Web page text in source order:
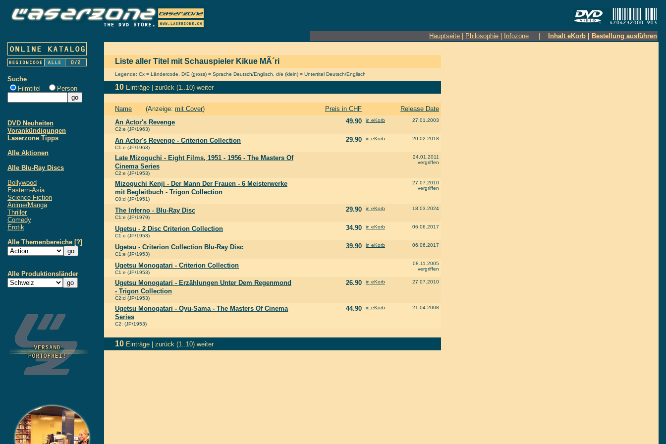
Hauptseite Philosophie Infozone Inhalt eKorb Bestellung ausführen
Suche
Filmtitel
Person
DVD Neuheiten
Vorankündigungen
Laserzone Tipps
Alle Aktionen
Alle Blu-Ray Discs
Bollywood
Eastern-Asia
Science Fiction
Anime/Manga
Thriller
Comedy
Erotik
Alle Themenbereiche [?]
Alle Produktionsländer
Liste aller Titel mit Schauspieler Kikue MÃ´ri
Legende: Cx = Ländercode, D/E (gross) = Sprache Deutsch/Englisch, d/e (klein) = Untertitel Deutsch/Englisch
10 Einträge | zurück (1..10) weiter
Name (Anzeige: mit Cover) Preis in CHF
Release Date
An Actor's Revenge
C2:e (JP/1963)
49.90 in eKorb 27.01.2003
An Actor's Revenge - Criterion Collection
C1:e (JP/1963)
29.90 in eKorb 20.02.2018
Late Mizoguchi - Eight Films, 1951 - 1956 - The Masters Of
Cinema Series
C2:e (JP/1953)
24.01.2011
vergriffen
Mizoguchi Kenji - Der Mann Der Frauen - 6 Meisterwerke
mit Begleitbuch - Trigon Collection
C0:d (JP/1951)
27.07.2010
vergriffen
The Inferno - Blu-Ray Disc
C1:e (JP/1979)
29.90 in eKorb 18.03.2024
Ugetsu - 2 Disc Criterion Collection
C1:e (JP/1953)
34.90 in eKorb 06.06.2017
Ugetsu - Criterion Collection Blu-Ray Disc
C1:e (JP/1953)
39.90 in eKorb 06.06.2017
Ugetsu Monogatari - Criterion Collection
C1:e (JP/1953)
08.11.2005
vergriffen
Ugetsu Monogatari - Erzählungen Unter Dem Regenmond
- Trigon Collection
C2:d (JP/1953)
26.90 in eKorb 27.07.2010
Ugetsu Monogatari - Oyu-Sama - The Masters Of Cinema
Series
C2: (JP/1953)
44.90 in eKorb 21.04.2008
10 Einträge | zurück (1..10) weiter